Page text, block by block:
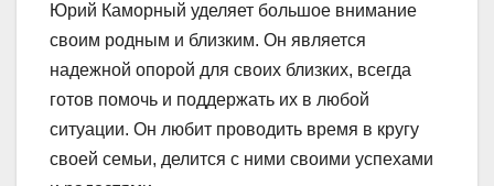
Юрий Каморный уделяет большое внимание
своим родным и близким. Он является
надежной опорой для своих близких, всегда
готов помочь и поддержать их в любой
ситуации. Он любит проводить время в кругу
своей семьи, делится с ними своими успехами